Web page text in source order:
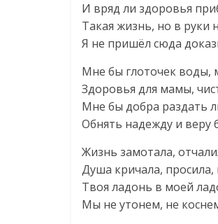
И вряд ли здоровья
Такая жизнь, но в руки
Я не пришёл сюда
Мне бы глоточек воды,
Здоровья для мамы,
Мне бы добра раздать
Обнять надежду и веру
Жизнь замотала,
Душа кричала, просила,
Твоя ладонь в моей
Мы не утонем, не